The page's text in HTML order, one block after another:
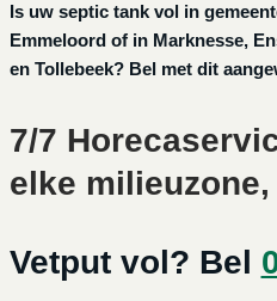
Is uw septic tank vol in
Emmeloord of in Marknesse,
en Tollebeek? Bel met dit
7/7
elke
Vetput vol? Bel